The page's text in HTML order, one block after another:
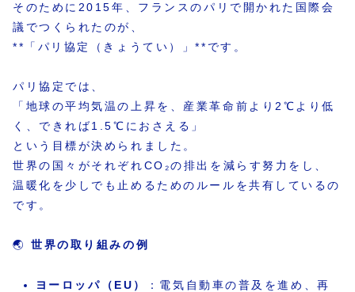
そのために2015年、フランスのパリで開かれた国際会
議でつくられたのが、
**「パリ協定（きょうてい）」**です。
パリ協定では、
「地球の平均気温の上昇を、産業革命前より2℃より低
く、できれば1.5℃におさえる」
という目標が決められました。
世界の国々がそれぞれCO₂の排出を減らす努力をし、
温暖化を少しでも止めるためのルールを共有しているの
です。
🌏世界の取り組みの例
ヨーロッパ（EU）
：電気自動車の普及を進め、再